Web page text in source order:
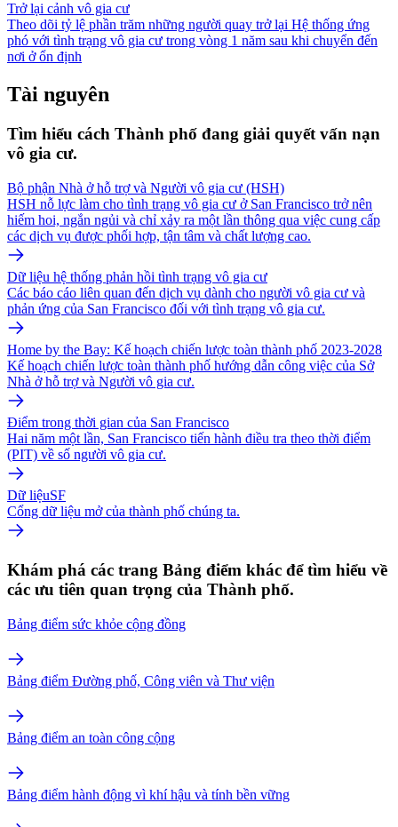
Trở lại cảnh vô gia cư
Theo dõi tỷ lệ phần trăm những người quay trở lại Hệ thống ứng
phó với tình trạng vô gia cư trong vòng 1 năm sau khi chuyển đến
nơi ở ổn định
Tài nguyên
Tìm hiểu cách Thành phố đang giải quyết vấn nạn
vô gia cư.
Bộ phận Nhà ở hỗ trợ và Người vô gia cư (HSH)
HSH nỗ lực làm cho tình trạng vô gia cư ở San Francisco trở nên
hiếm hoi, ngắn ngủi và chỉ xảy ra một lần thông qua việc cung cấp
các dịch vụ được phối hợp, tận tâm và chất lượng cao.
Dữ liệu hệ thống phản hồi tình trạng vô gia cư
Các báo cáo liên quan đến dịch vụ dành cho người vô gia cư và
phản ứng của San Francisco đối với tình trạng vô gia cư.
Home by the Bay: Kế hoạch chiến lược toàn thành phố 2023-2028
Kế hoạch chiến lược toàn thành phố hướng dẫn công việc của Sở
Nhà ở hỗ trợ và Người vô gia cư.
Điểm trong thời gian của San Francisco
Hai năm một lần, San Francisco tiến hành điều tra theo thời điểm
(PIT) về số người vô gia cư.
Dữ liệuSF
Cổng dữ liệu mở của thành phố chúng ta.
Khám phá các trang Bảng điểm khác để tìm hiểu về
các ưu tiên quan trọng của Thành phố.
Bảng điểm sức khỏe cộng đồng
Bảng điểm Đường phố, Công viên và Thư viện
Bảng điểm an toàn công cộng
Bảng điểm hành động vì khí hậu và tính bền vững